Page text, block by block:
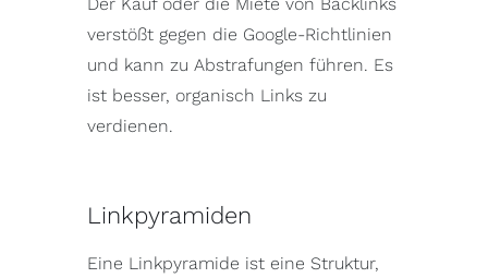
verstößt gegen die Google-Richtlinien
und kann zu Abstrafungen führen. Es
ist besser, organisch Links zu
verdienen.
Linkpyramiden
Eine Linkpyramide ist eine Struktur,